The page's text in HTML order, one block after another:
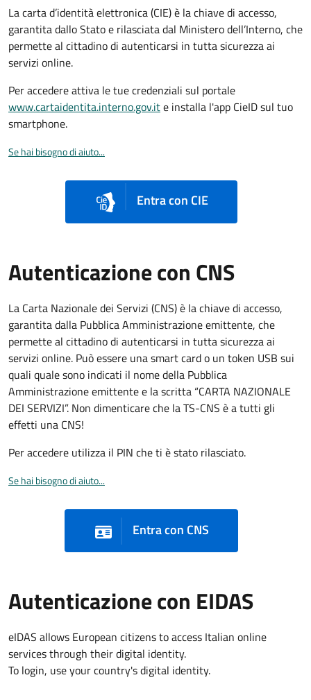
La carta d’identità elettronica (CIE) è la chiave di accesso,
garantita dallo Stato e rilasciata dal Ministero dell’Interno, che
permette al cittadino di autenticarsi in tutta sicurezza ai
servizi online.
Per accedere attiva le tue credenziali sul portale
www.cartaidentita.interno.gov.ite installa l'app CieID sul tuo
smartphone.
Se hai bisogno di aiuto...
Entra con CIE
Autenticazione con CNS
La Carta Nazionale dei Servizi (CNS) è la chiave di accesso,
garantita dalla Pubblica Amministrazione emittente, che
permette al cittadino di autenticarsi in tutta sicurezza ai
servizi online. Può essere una smart card o un token USB sui
quali quale sono indicati il nome della Pubblica
Amministrazione emittente e la scritta “CARTA NAZIONALE
DEI SERVIZI”. Non dimenticare che la TS-CNS è a tutti gli
effetti una CNS!
Per accedere utilizza il PIN che ti è stato rilasciato.
Se hai bisogno di aiuto...
Entra con CNS
Autenticazione con EIDAS
eIDAS allows European citizens to access Italian online
services through their digital identity.
To login, use your country's digital identity.